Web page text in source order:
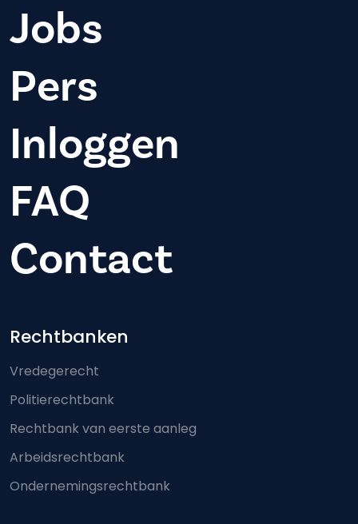
Jobs
Pers
Inloggen
FAQ
Contact
Footer-menu
Rechtbanken
Vredegerecht
Politierechtbank
Rechtbank van eerste aanleg
Arbeidsrechtbank
Ondernemingsrechtbank